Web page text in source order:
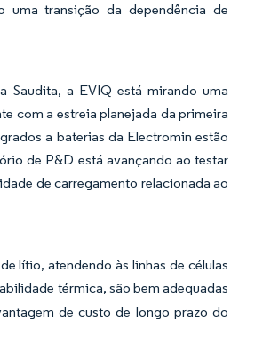
uma transição da dependência de
Saudita, a EVIQ está mirando uma
com a estreia planejada da primeira
a baterias da Electromin estão
de P&D está avançando ao testar
de carregamento relacionada ao
lítio, atendendo às linhas de células
térmica, são bem adequadas
de custo de longo prazo do